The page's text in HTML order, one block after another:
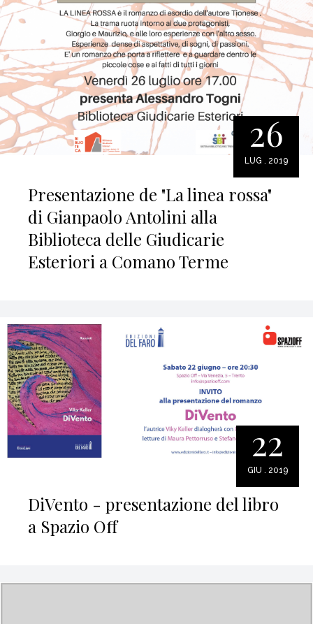
26
LUG . 2019
Presentazione de "La linea rossa"
di Gianpaolo Antolini alla
Biblioteca delle Giudicarie
Esteriori a Comano Terme
22
GIU . 2019
DiVento - presentazione del libro
a Spazio Off